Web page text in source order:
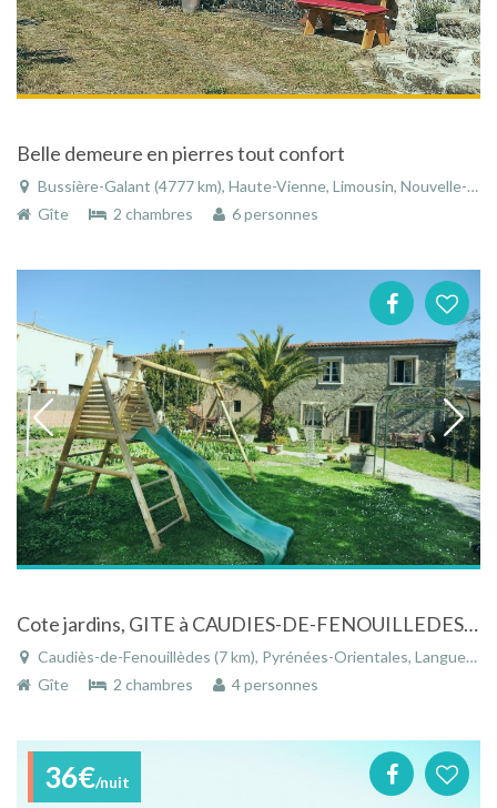
Belle demeure en pierres tout confort
Bussière-Galant (4777 km), Haute-Vienne, Limousin, Nouvelle-Aquitaine, France
Gîte
2 chambres 6 personnes
Cote jardins, GITE à CAUDIES-DE-FENOUILLEDES - Pyrénées-Orientales
Caudiès-de-Fenouillèdes (7 km), Pyrénées-Orientales, Languedoc-Roussillon, Occitanie, France
Gîte
2 chambres 4 personnes
36€/nuit